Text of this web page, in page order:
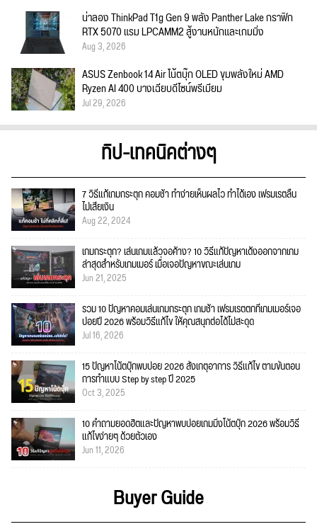
น่าลอง ThinkPad T1g Gen 9 พลัง Panther Lake กราฟิก
RTX 5070 แรม LPCAMM2 สู้งานหนักและเกมมิ่ง
Aug 3, 2026
ASUS Zenbook 14 Air โน้ตบุ๊ก OLED ขุมพลังใหม่ AMD
Ryzen AI 400 บางเฉียบดีไซน์พรีเมียม
Jul 29, 2026
ทิป-เทคนิคต่างๆ
7 วิธีแก้เกมกระตุก คอมช้า ทำง่ายเห็นผลไว ทำได้เอง เฟรมเรตลื่น
ไม่เสียเงิน
Aug 22, 2024
เกมกระตุก? เล่นเกมแล้วจอค้าง? 10 วิธีแก้ปัญหาเด้งออกจากเกม
ล่าสุดสำหรับเกมเมอร์ เมื่อเจอปัญหาขณะเล่นเกม
Jun 21, 2025
รวม 10 ปัญหาคอมเล่นเกมกระตุก เกมช้า เฟรมเรตตกที่เกมเมอร์เจอ
บ่อยปี 2026 พร้อมวิธีแก้ไข ให้คุณสนุกต่อได้ไม่สะดุด
Jul 16, 2026
15 ปัญหาโน้ตบุ๊กพบบ่อย 2026 สังเกตุอาการ วิธีแก้ไข ตามขั้นตอน
การทำแบบ Step by step ปี 2025
Oct 3, 2025
10 คำถามยอดฮิตและปัญหาพบบ่อยเกมมิ่งโน้ตบุ๊ก 2026 พร้อมวิธี
แก้ไขง่ายๆ ด้วยตัวเอง
Jun 11, 2026
Buyer Guide